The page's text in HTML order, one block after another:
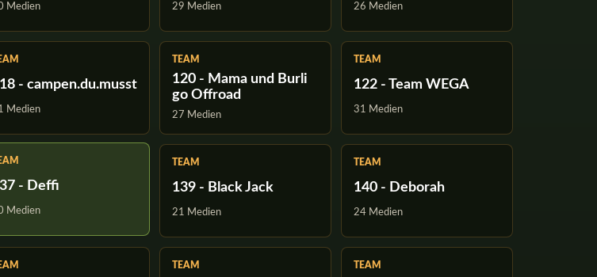
Medien 29 Medien 26 Medien
- campen.du.musst
Medien
TEAM
120 - Mama und Burli
go Offroad
27 Medien
TEAM
122 - Team WEGA
31 Medien
- Deffi
Medien
TEAM
139 - Black Jack
21 Medien
TEAM
140 - Deborah
24 Medien
TEAM TEAM